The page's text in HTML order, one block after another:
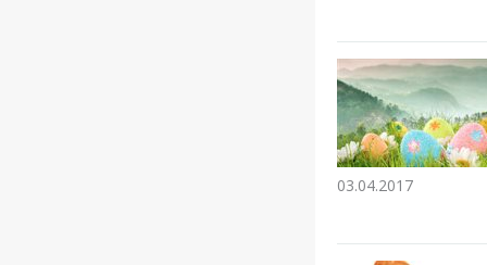
03.04.2017